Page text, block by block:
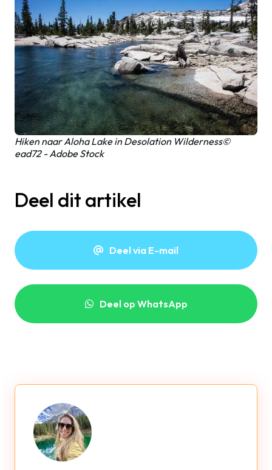
Hiken naar Aloha Lake in Desolation Wilderness©
ead72 - Adobe Stock
Deel dit artikel
Deel via E-mail
Deel op WhatsApp